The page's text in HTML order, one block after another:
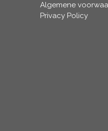
Algemene
Privacy Policy